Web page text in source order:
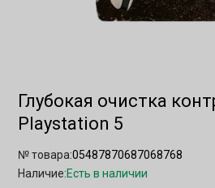
Глубокая очистка
Playstation 5
№ товара:05487870687068768
Наличие:Есть в наличии